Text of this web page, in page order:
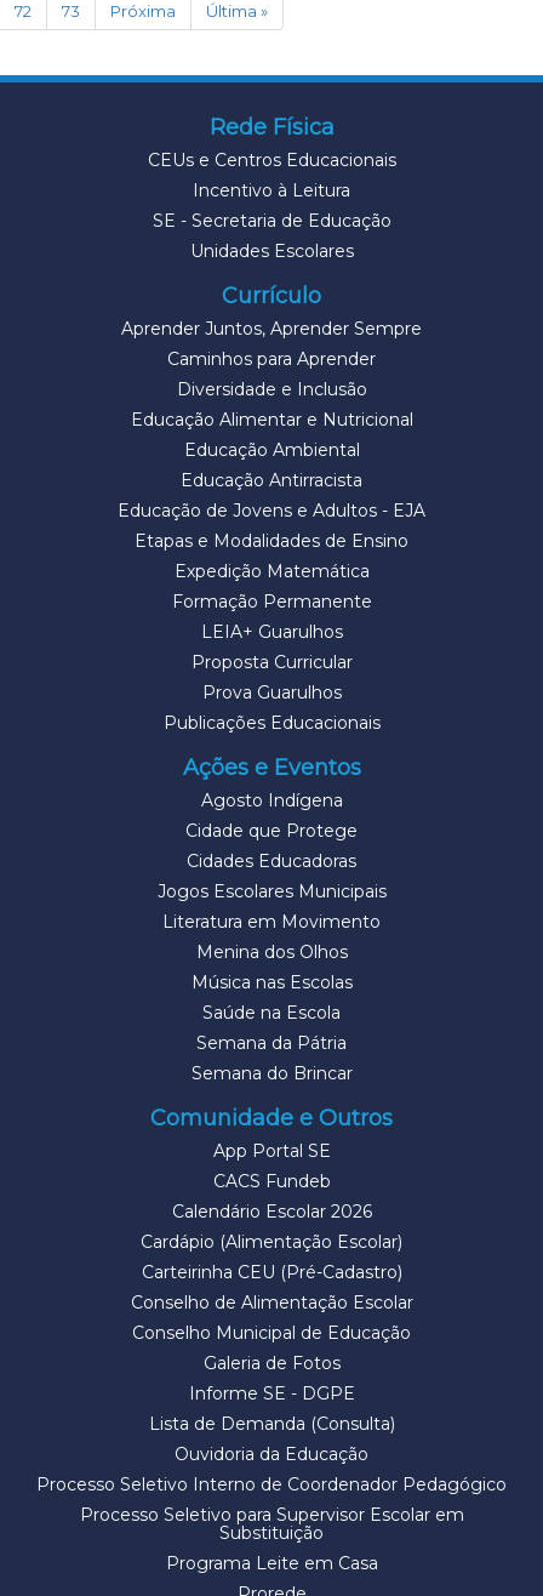
72
73 Próxima Última »
Rede Física
CEUs e Centros Educacionais
Incentivo à Leitura
SE - Secretaria de Educação
Unidades Escolares
Currículo
Aprender Juntos, Aprender Sempre
Caminhos para Aprender
Diversidade e Inclusão
Educação Alimentar e Nutricional
Educação Ambiental
Educação Antirracista
Educação de Jovens e Adultos - EJA
Etapas e Modalidades de Ensino
Expedição Matemática
Formação Permanente
LEIA+ Guarulhos
Proposta Curricular
Prova Guarulhos
Publicações Educacionais
Ações e Eventos
Agosto Indígena
Cidade que Protege
Cidades Educadoras
Jogos Escolares Municipais
Literatura em Movimento
Menina dos Olhos
Música nas Escolas
Saúde na Escola
Semana da Pátria
Semana do Brincar
Comunidade e Outros
App Portal SE
CACS Fundeb
Calendário Escolar 2026
Cardápio (Alimentação Escolar)
Carteirinha CEU (Pré-Cadastro)
Conselho de Alimentação Escolar
Conselho Municipal de Educação
Galeria de Fotos
Informe SE - DGPE
Lista de Demanda (Consulta)
Ouvidoria da Educação
Processo Seletivo Interno de Coordenador Pedagógico
Processo Seletivo para Supervisor Escolar em
Substituição
Programa Leite em Casa